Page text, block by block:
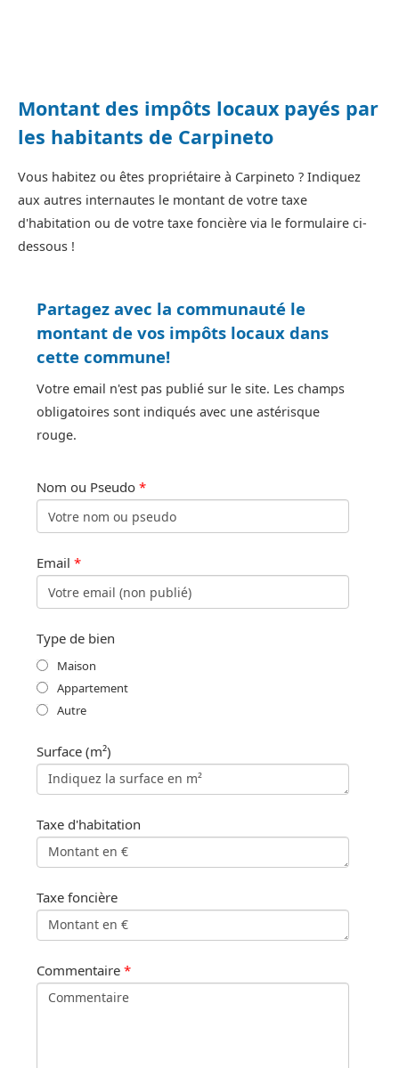
Montant des impôts locaux payés par
les habitants de Carpineto
Vous habitez ou êtes propriétaire à Carpineto ? Indiquez
aux autres internautes le montant de votre taxe
d'habitation ou de votre taxe foncière via le formulaire ci-
dessous !
Partagez avec la communauté le
montant de vos impôts locaux dans
cette commune!
Votre email n'est pas publié sur le site. Les champs
obligatoires sont indiqués avec une astérisque
rouge.
Nom ou Pseudo *
Email *
Type de bien
Maison
Appartement
Autre
Surface (m²)
Taxe d'habitation
Taxe foncière
Commentaire *